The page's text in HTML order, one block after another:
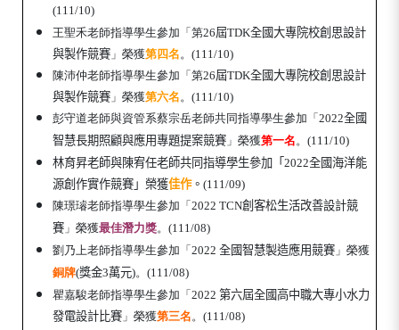
(111/10)
王聖禾老師指導學生參加「 第26屆TDK全國大專院校創思設計
與製作競賽 」榮獲第四名。(111/10)
陳沛仲老師指導學生參加「 第26屆TDK全國大專院校創思設計
與製作競賽 」榮獲第六名。(111/10)
彭守道老師與資管系蔡宗岳老師共同指導學生參加「 2022全國
智慧長期照顧與應用專題提案競賽 」榮獲第一名。(111/10)
林育昇老師與陳宥任老師共同指導學生參加「2022全國海洋能
源創作實作競賽 」榮獲佳作。(111/09)
陳璟璿老師指導學生參加「 2022 TCN創客松生活改善設計競
賽 」榮獲最佳潛力獎。(111/08)
劉乃上老師指導學生參加「 2022 全國智慧製造應用競賽 」榮獲
銅牌(獎金3萬元)。(111/08)
瞿嘉駿老師指導學生參加「2022 第六屆全國高中職大專小水力
發電設計比賽 」榮獲第三名。(111/08)